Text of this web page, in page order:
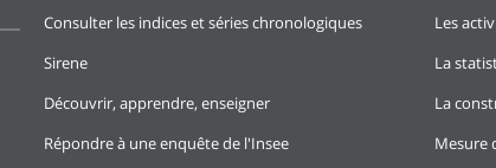
Consulter les indices et séries chronologiques
Sirene
Découvrir, apprendre, enseigner
Répondre à une enquête de l'Insee
Les
La
La
Mesure